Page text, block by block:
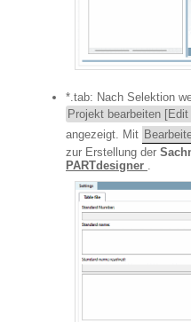
*.tab: Nach Selektion
Projekt bearbeiten
angezeigt. Mit
zur Erstellung der
PARTdesigner